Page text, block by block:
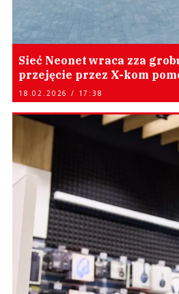
Sieć Neonet wraca zza
przejęcie przez X-kom
18.02.2026 / 17:38